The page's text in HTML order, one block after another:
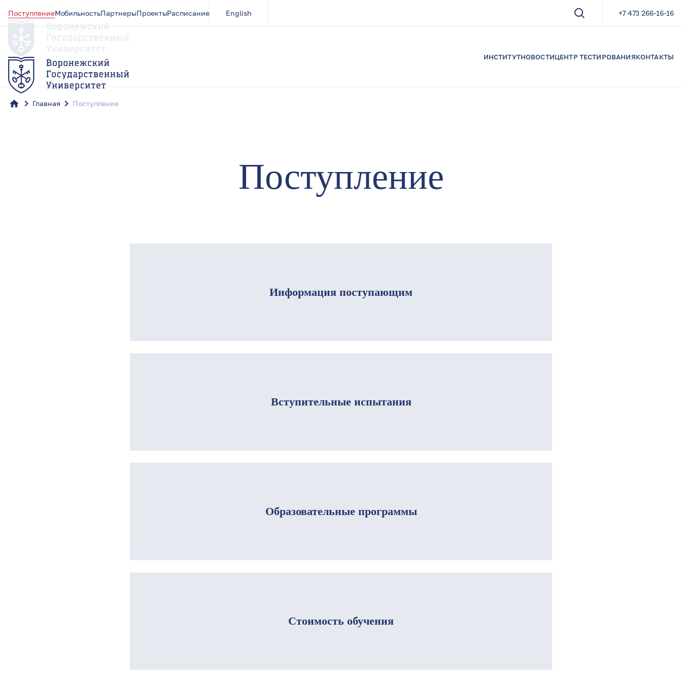
ПоступлениеМобильностьПартнерыПроектыРасписание English +7 473 266-16-16
ИНСТИТУТНОВОСТИЦЕНТР ТЕСТИРОВАНИЯКОНТАКТЫ
Главная Поступление
Поступление
Информация поступающим
Вступительные испытания
Образова­тель­ные прог­рам­мы
Стоимость обучения